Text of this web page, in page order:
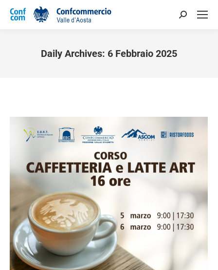
Daily Archives: 6 Febbraio 2025